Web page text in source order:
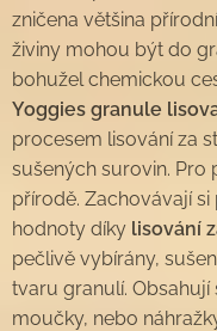
zničena většina
živiny mohou být do
bohužel chemickou
Yoggies granule
procesem lisování za
sušených surovin. Pro
přírodě. Zachovávají
hodnoty díky lisování
pečlivě vybírány,
tvaru granulí.
moučky, nebo